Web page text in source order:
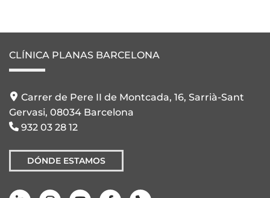
CLÍNICA PLANAS BARCELONA
Carrer de Pere II de Montcada, 16, Sarrià-Sant
Gervasi, 08034 Barcelona
932 03 28 12
DÓNDE ESTAMOS